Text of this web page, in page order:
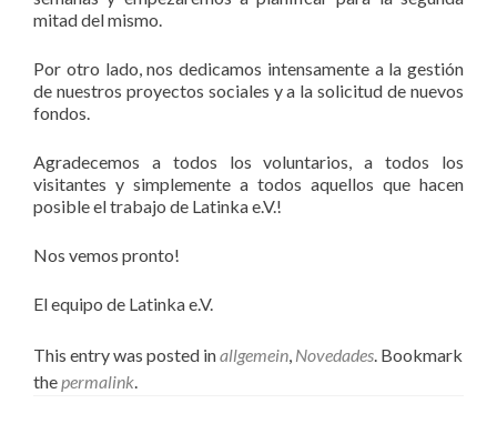
mitad del mismo.
Por otro lado, nos dedicamos intensamente a la gestión
de nuestros proyectos sociales y a la solicitud de nuevos
fondos.
Agradecemos a todos los voluntarios, a todos los
visitantes y simplemente a todos aquellos que hacen
posible el trabajo de Latinka e.V.!
Nos vemos pronto!
El equipo de Latinka e.V.
This entry was posted inallgemein, Novedades. Bookmark
thepermalink.